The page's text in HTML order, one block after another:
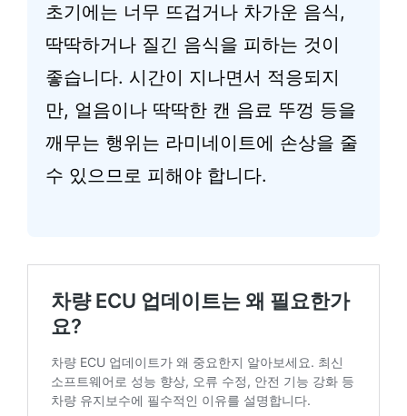
초기에는 너무 뜨겁거나 차가운 음식,
딱딱하거나 질긴 음식을 피하는 것이
좋습니다. 시간이 지나면서 적응되지
만, 얼음이나 딱딱한 캔 음료 뚜껑 등을
깨무는 행위는 라미네이트에 손상을 줄
수 있으므로 피해야 합니다.